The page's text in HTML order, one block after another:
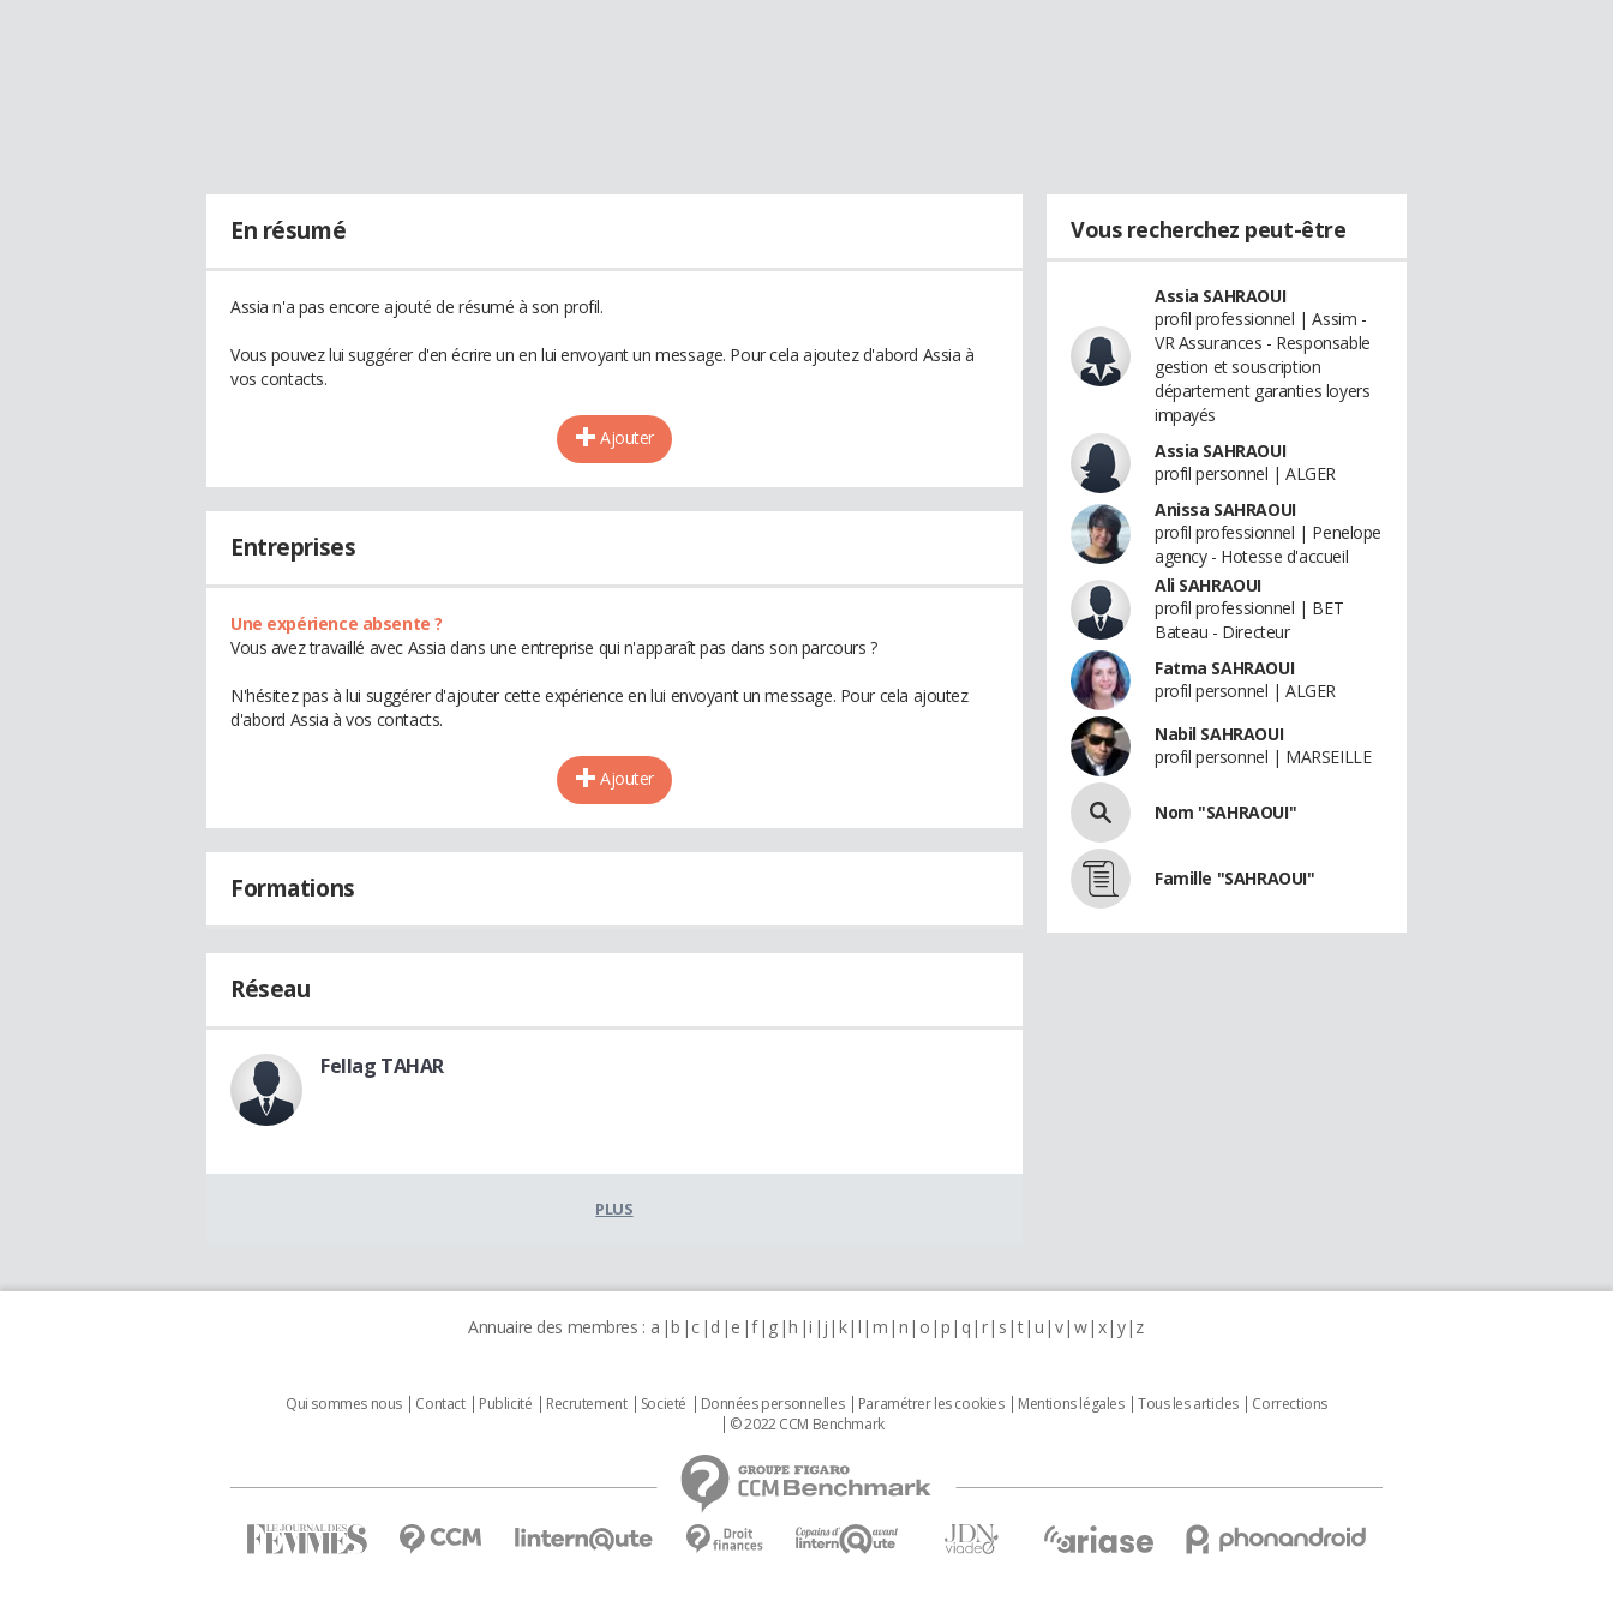
En résumé
Assia n'a pas encore ajouté de résumé à son profil.
Vous pouvez lui suggérer d'en écrire un en lui envoyant un message. Pour cela ajoutez d'abord Assia à
vos contacts.
Ajouter
Entreprises
Une expérience absente ?
Vous avez travaillé avec Assia dans une entreprise qui n'apparaît pas dans son parcours ?
N'hésitez pas à lui suggérer d'ajouter cette expérience en lui envoyant un message. Pour cela ajoutez
d'abord Assia à vos contacts.
Ajouter
Formations
Réseau
Fellag TAHAR
PLUS
Vous recherchez peut-être
Assia SAHRAOUI
profil professionnel | Assim -
VR Assurances - Responsable
gestion et souscription
département garanties loyers
impayés
Assia SAHRAOUI
profil personnel | ALGER
Anissa SAHRAOUI
profil professionnel | Penelope
agency - Hotesse d'accueil
Ali SAHRAOUI
profil professionnel | BET
Bateau - Directeur
Fatma SAHRAOUI
profil personnel | ALGER
Nabil SAHRAOUI
profil personnel | MARSEILLE
Nom "SAHRAOUI"
Famille "SAHRAOUI"
Annuaire des membres : a b c d e f g h i j k l m n o p q r s t u v w x y z
Qui sommes nous Contact Publicité Recrutement Societé Données personnelles Paramétrer les cookies Mentions légales Tous les articles
Corrections
© 2022 CCM Benchmark